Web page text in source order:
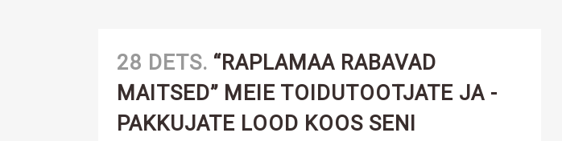
28 DETS. “RAPLAMAA RABAVAD
MAITSED” MEIE TOIDUTOOTJATE JA -
PAKKUJATE LOOD KOOS SENI